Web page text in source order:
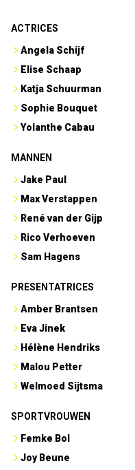
ACTRICES
Angela Schijf
Elise Schaap
Katja Schuurman
Sophie Bouquet
Yolanthe Cabau
MANNEN
Jake Paul
Max Verstappen
René van der Gijp
Rico Verhoeven
Sam Hagens
PRESENTATRICES
Amber Brantsen
Eva Jinek
Hélène Hendriks
Malou Petter
Welmoed Sijtsma
SPORTVROUWEN
Femke Bol
Joy Beune